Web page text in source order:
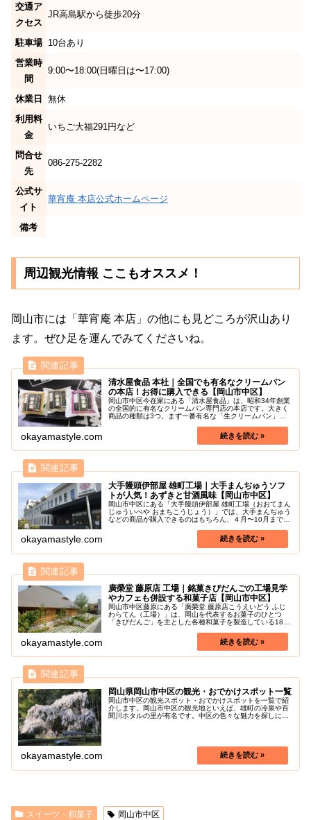
交通ア
クセス
JR高島駅から徒歩20分
駐車場
10台あり
営業時
間
9:00〜18:00(日曜日は〜17:00)
休業日
無休
利用料
金
いちご大福291円など
問合せ
先
086-275-2282
公式サ
イト
華宵庵 本店公式ホームページ
備考
周辺観光情報 ここもオススメ！
岡山市には「華宵庵 本店」の他にも見どころが沢山あり
ます。ぜひ足を運んでみてくださいね。
清水屋食品 本社｜全国でも有名なクリームパン
の本店！お得に購入できる【岡山市中区】
岡山市中区今在家にある「清水屋食品」は、昭和34年創業
の全国的に有名なクリームパン専門店の本店です。大きく
商品の種類は3つ。まず一番有名な「生クリームパン」、
okayamastyle.com
大手饅頭伊部屋 雄町工場｜大手まんぢゅうソフ
トが人気！あずきと甘酒風味【岡山市中区】
岡山市中区にある「大手饅頭伊部屋 雄町工場（おおてまん
じゅういべや おまちこうじょう）」では、大手まんぢゅう
などの商品が購入できるのはもちろん、４月〜10月までの
okayamastyle.com
廣榮堂 藤原店 工場｜銘菓きびだんごの工場見学
やカフェも併設する和菓子店【岡山市中区】
岡山市中区藤原にある「廣榮堂 藤原店こうえいどう ふじ
わらてん（工場）」は、岡山を代表するお菓子のひとつ
「きびだんご」を主とした各種和菓子を製造している1856
okayamastyle.com
岡山県岡山市中区の観光・おでかけスポット一覧
岡山市中区の観光スポット・おでかけスポットを一覧で紹
介します。岡山市中区の観光地といえば、雄町の冷泉や百
間川ホタルの里が有名です。中区の色々な魅力を探しに行
okayamastyle.com
スイーツ・和菓子 岡山市中区